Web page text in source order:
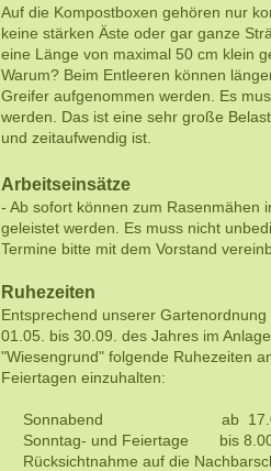
Auf die Kompostboxen gehören nur
keine stärken Äste oder gar ganze
eine Länge von maximal 50 cm klein
Warum? Beim Entleeren können
Greifer aufgenommen werden. Es
werden. Das ist eine sehr große
und zeitaufwendig ist.
Arbeitseinsätze
- Ab sofort können zum Rasenmähen
geleistet werden. Es muss nicht
Termine bitte mit dem Vorstand
Ruhezeiten
Entsprechend unserer
01.05. bis 30.09. des Jahres im
"Wiesengrund" folgende Ruhezeiten
Feiertagen einzuhalten:
Sonnabend ab 17.00
Sonntag- und Feiertage bis 8.00
Rücksichtnahme auf die